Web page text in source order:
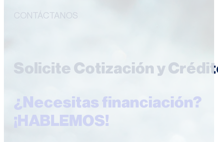
CONTÁCTANOS
Solicite Cotización y
¿Necesitas financiación?
¡HABLEMOS!